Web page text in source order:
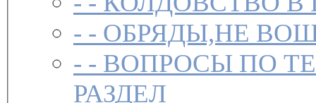
- - ОБРЯДЫ,НЕ
- - ВОПРОСЫ ПО
РАЗДЕЛ